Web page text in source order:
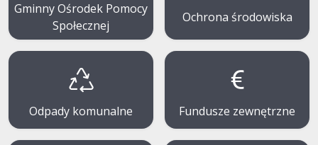
Gminny Ośrodek Pomocy
Społecznej
Ochrona środowiska
Odpady komunalne Fundusze zewnętrzne